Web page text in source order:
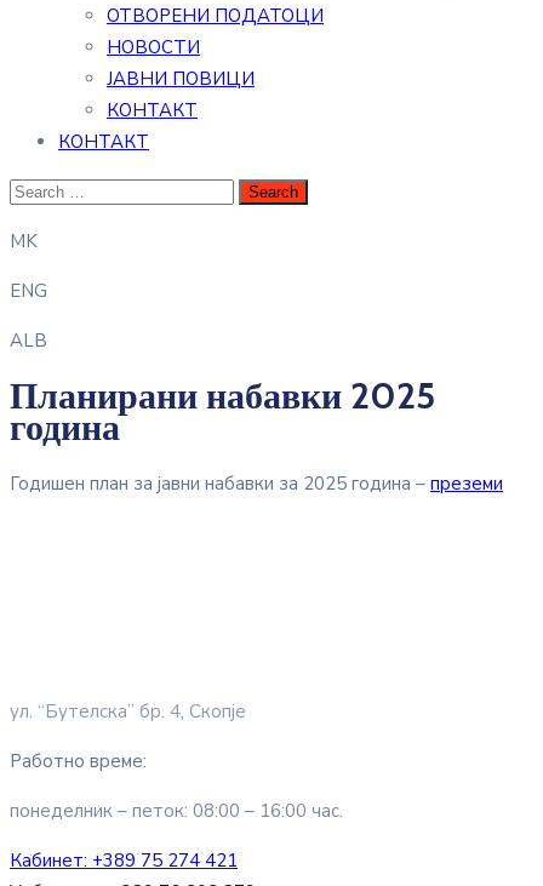
ОТВОРЕНИ ПОДАТОЦИ
НОВОСТИ
ЈАВНИ ПОВИЦИ
КОНТАКТ
КОНТАКТ
MK
ENG
ALB
Планирани набавки 2025
година
Годишен план за јавни набавки за 2025 година – преземи
ул. “Бутелска” бр. 4, Скопје
Работно време:
понеделник – петок: 08:00 – 16:00 час.
Кабинет: +389 75 274 421